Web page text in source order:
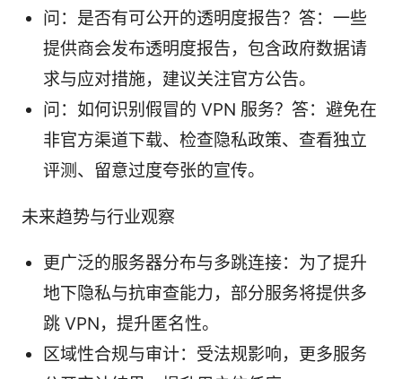
问：是否有可公开的透明度报告？答：一些
提供商会发布透明度报告，包含政府数据请
求与应对措施，建议关注官方公告。
问：如何识别假冒的 VPN 服务？答：避免在
非官方渠道下载、检查隐私政策、查看独立
评测、留意过度夸张的宣传。
未来趋势与行业观察
更广泛的服务器分布与多跳连接：为了提升
地下隐私与抗审查能力，部分服务将提供多
跳 VPN，提升匿名性。
区域性合规与审计：受法规影响，更多服务